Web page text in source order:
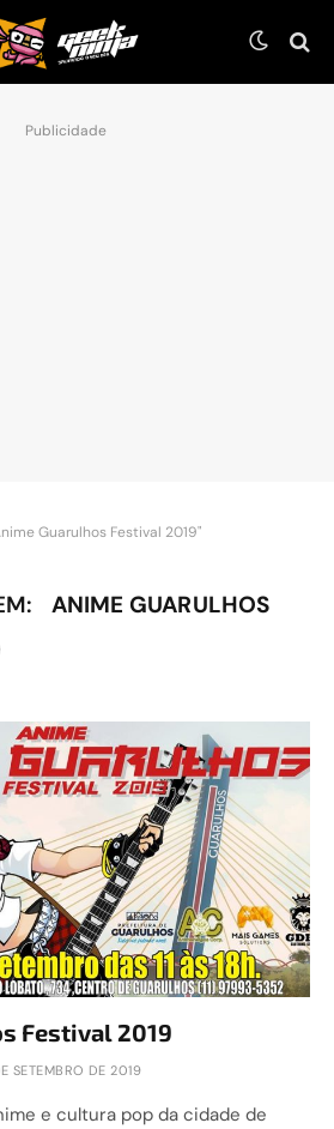
Publicidade
Guarulhos Festival 2019"
ANIME GUARULHOS
Festival 2019
SETEMBRO DE 2019
e cultura pop da cidade de